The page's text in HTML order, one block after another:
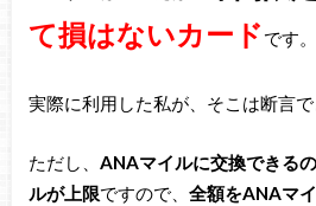
て損はないカード です。
実際に利用した私が、そこは断言で
ただし、 ANAマイルに交換できる
ルが上限ですので、 全額をANAマ